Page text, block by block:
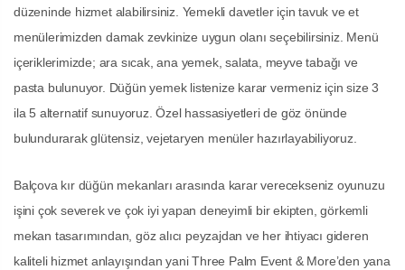
düzeninde hizmet alabilirsiniz. Yemekli davetler için tavuk ve et
menülerimizden damak zevkinize uygun olanı seçebilirsiniz. Menü
içeriklerimizde; ara sıcak, ana yemek, salata, meyve tabağı ve
pasta bulunuyor. Düğün yemek listenize karar vermeniz için size 3
ila 5 alternatif sunuyoruz. Özel hassasiyetleri de göz önünde
bulundurarak glütensiz, vejetaryen menüler hazırlayabiliyoruz.
Balçova kır düğün mekanları arasında karar verecekseniz oyunuzu
işini çok severek ve çok iyi yapan deneyimli bir ekipten, görkemli
mekan tasarımından, göz alıcı peyzajdan ve her ihtiyacı gideren
kaliteli hizmet anlayışından yani Three Palm Event & More’den yana